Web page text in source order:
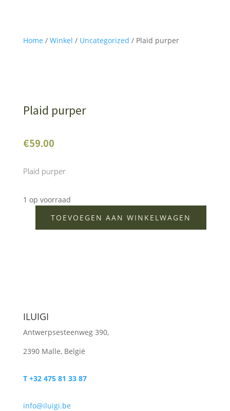
Home / Winkel / Uncategorized / Plaid purper
Plaid purper
€59.00
Plaid purper
1 op voorraad
TOEVOEGEN AAN WINKELWAGEN
ILUIGI
Antwerpsesteenweg 390,
2390 Malle, België
T +32 475 81 33 87
info@iluigi.be